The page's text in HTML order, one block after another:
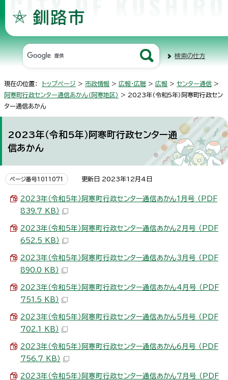
検索の仕方
現在の位置： トップページ > 市政情報 > 広報・広聴 > 広報 > センター通信 >
阿寒町行政センター通信あかん（阿寒地区） > 2023年（令和5年）阿寒町行政セン
ター通信あかん
2023年（令和5年）阿寒町行政センター通
信あかん
ページ番号1011071 更新日 2023年12月4日
2023年（令和5年）阿寒町行政センター通信あかん1月号 （PDF
839.7 KB）
2023年（令和5年）阿寒町行政センター通信あかん2月号 （PDF
652.5 KB）
2023年（令和5年）阿寒町行政センター通信あかん3月号 （PDF
890.0 KB）
2023年（令和5年）阿寒町行政センター通信あかん4月号 （PDF
751.5 KB）
2023年（令和5年）阿寒町行政センター通信あかん5月号 （PDF
702.1 KB）
2023年（令和5年）阿寒町行政センター通信あかん6月号 （PDF
756.7 KB）
2023年（令和5年）阿寒町行政センター通信あかん7月号 （PDF